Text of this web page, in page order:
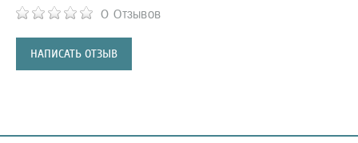
0 Отзывов
НАПИСАТЬ ОТЗЫВ